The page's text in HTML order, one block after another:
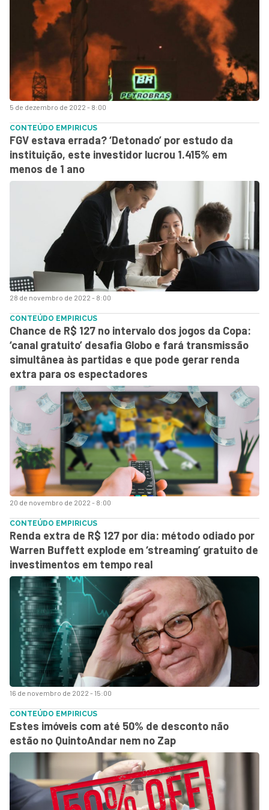
5 de dezembro de 2022 - 8:00
28 de novembro de 2022 - 8:00
CONTEÚDO EMPIRICUS
FGV estava errada? ‘Detonado’ por estudo da
instituição, este investidor lucrou 1.415% em
menos de 1 ano
20 de novembro de 2022 - 8:00
CONTEÚDO EMPIRICUS
Chance de R$ 127 no intervalo dos jogos da Copa:
‘canal gratuito’ desafia Globo e fará transmissão
simultânea às partidas e que pode gerar renda
extra para os espectadores
16 de novembro de 2022 - 15:00
CONTEÚDO EMPIRICUS
Renda extra de R$ 127 por dia: método odiado por
Warren Buffett explode em ‘streaming’ gratuito de
investimentos em tempo real
CONTEÚDO EMPIRICUS
Estes imóveis com até 50% de desconto não
estão no QuintoAndar nem no Zap